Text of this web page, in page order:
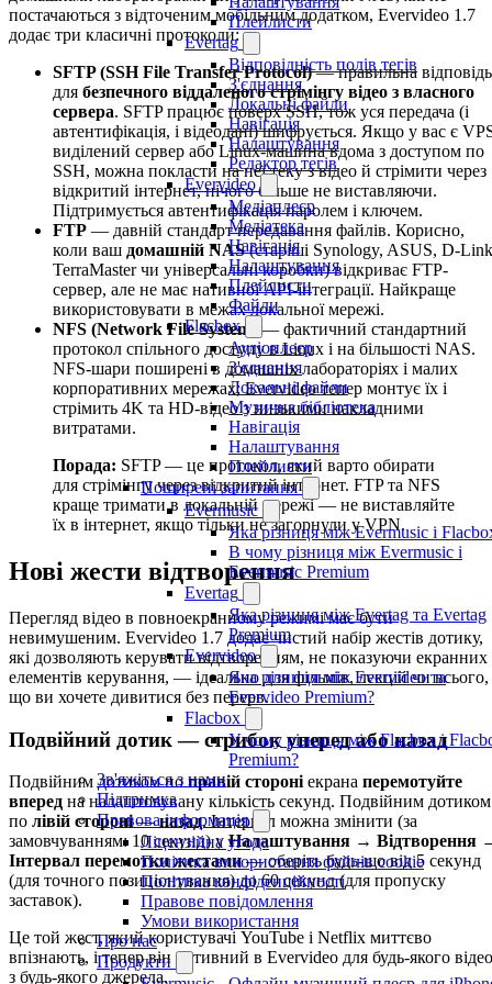
Плейлисти
Evertag
Відповідність полів тегів
З'єднання
Локальні файли
Навігація
Налаштування
Редактор тегів
Evervideo
Медіаплеєр
Медіатека
Навігація
Налаштування
Плейлисти
Файли
Flacbox
Аудіоплеєр
З'єднання
Локальні файли
Музична бібліотека
Навігація
Налаштування
Плейлисти
Поширені запитання
Evermusic
Яка різниця між Evermusic і
В чому різниця між Evermusic і
Evermusic Premium
Evertag
Яка різниця між Evertag та Evertag
Premium
Evervideo
Яка різниця між Evervideo та
Evervideo Premium?
Flacbox
У чому різниця між Flacbox і
Premium?
Зв'яжіться з нами
Підтримка
Правова інформація
Ліцензійна угода
Політика використання файлів cookie
Політика конфіденційності
Правове повідомлення
Умови використання
Про нас
Продукти
постачаються з відточеним мобільним додатком, Evervideo 1.7
додає три класичні протоколи:
SFTP (SSH File Transfer Protocol)— правильна відповідь
для безпечного віддаленого стрімінгу відео з власного
сервера. SFTP працює поверх SSH, тож уся передача (і
автентифікація, і відеодані) шифрується. Якщо у вас є
виділений сервер або Linux-машина вдома з доступом по
SSH, можна покласти на неї теку з відео й стрімити через
відкритий інтернет, нічого більше не виставляючи.
Підтримується автентифікація паролем і ключем.
FTP — давній стандарт передавання файлів. Корисно,
коли ваш домашній NAS(старіші Synology, ASUS, D-
TerraMaster чи універсальні коробки) відкриває FTP-
сервер, але не має нативної API-інтеграції. Найкраще
використовувати в межах локальної мережі.
NFS (Network File System)
— фактичний стандартний
протокол спільного доступу в Linux і на більшості NAS.
NFS-шари поширені в домашніх лабораторіях і малих
корпоративних мережах; Evervideo тепер монтує їх і
стрімить 4K та HD-відео з низькими накладними
витратами.
Порада: SFTP — це протокол, який варто обирати
для стрімінгу через відкритий інтернет. FTP та NFS
краще тримати в локальній мережі — не виставляйте
їх в інтернет, якщо тільки не загорнули у VPN.
Нові жести відтворення
Перегляд відео в повноекранному режимі має бути
невимушеним. Evervideo 1.7 додає чистий набір жестів дотику,
які дозволяють керувати відтворенням, не показуючи екранних
елементів керування, — ідеально для фільмів, лекцій чи всього,
що ви хочете дивитися без перерв.
Подвійний дотик — стрибок уперед або назад
Подвійним дотиком поправій стороніекрана перемотуйте
вперед на налаштовувану кількість секунд. Подвійним дотиком
по лівій стороні—назад. Інтервал можна змінити (за
замовчуванням: 10 секунд) уНалаштування → Відтворення
Інтервал перемотки жестами— оберіть будь-що від 5 секунд
(для точного позиціонування) до 60 секунд (для пропуску
заставок).
Це той жест, який користувачі YouTube і Netflix миттєво
впізнають, і тепер він нативний в Evervideo для будь-якого відео
з будь-якого джерела.